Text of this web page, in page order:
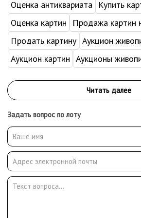
Оценка антиквариата
Купить
Оценка картин
Продажа картин
Продать картину Аукцион
Аукцион картин Аукционы
Задать вопрос по лоту